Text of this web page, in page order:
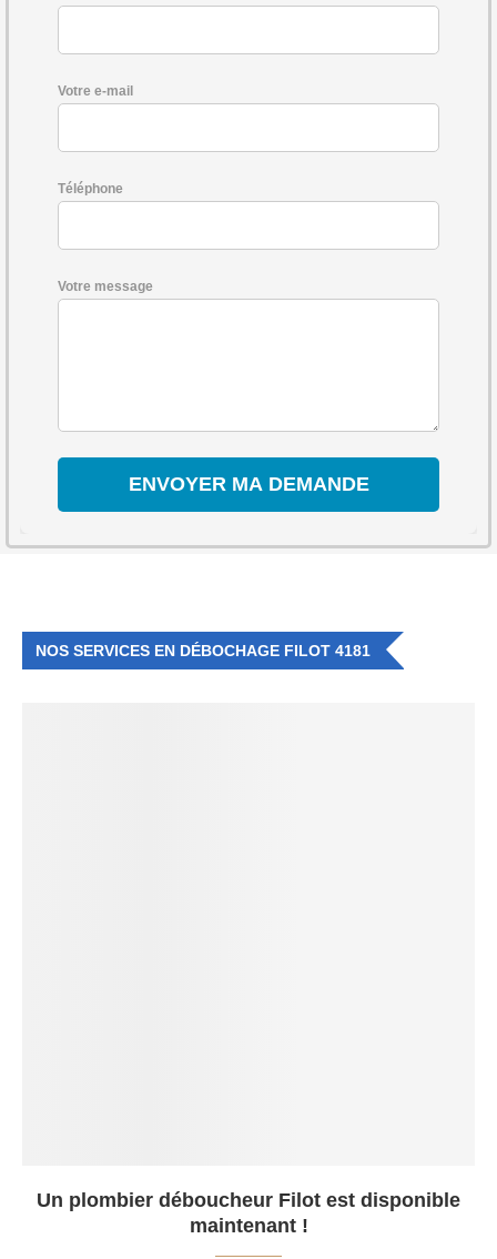
Votre e-mail
Téléphone
Votre message
NOS SERVICES EN DÉBOCHAGE FILOT 4181
Un plombier déboucheur Filot est disponible
maintenant !